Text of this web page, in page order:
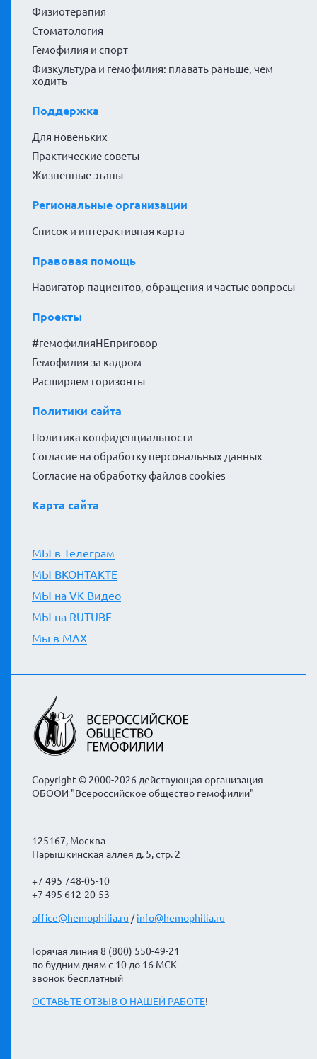
Физиотерапия
Стоматология
Гемофилия и спорт
Физкультура и гемофилия: плавать раньше, чем
ходить
Поддержка
Для новеньких
Практические советы
Жизненные этапы
Региональные организации
Список и интерактивная карта
Правовая помощь
Навигатор пациентов, обращения и частые вопросы
Проекты
#гемофилияНЕприговор
Гемофилия за кадром
Расширяем горизонты
Политики сайта
Политика конфиденциальности
Согласие на обработку персональных данных
Согласие на обработку файлов cookies
Карта сайта
МЫ в Телеграм
МЫ ВКОНТАКТЕ
МЫ на VK Видео
МЫ на RUTUBE
Мы в MAX
Copyright © 2000-2026 действующая организация
ОБООИ "Всероссийское общество гемофилии"
125167, Москва
Нарышкинская аллея д. 5, стр. 2
+7 495 748-05-10
+7 495 612-20-53
office@hemophilia.ru /info@hemophilia.ru
Горячая линия 8 (800) 550-49-21
по будним дням с 10 до 16 МСК
звонок бесплатный
ОСТАВЬТЕ ОТЗЫВ О НАШЕЙ РАБОТЕ!